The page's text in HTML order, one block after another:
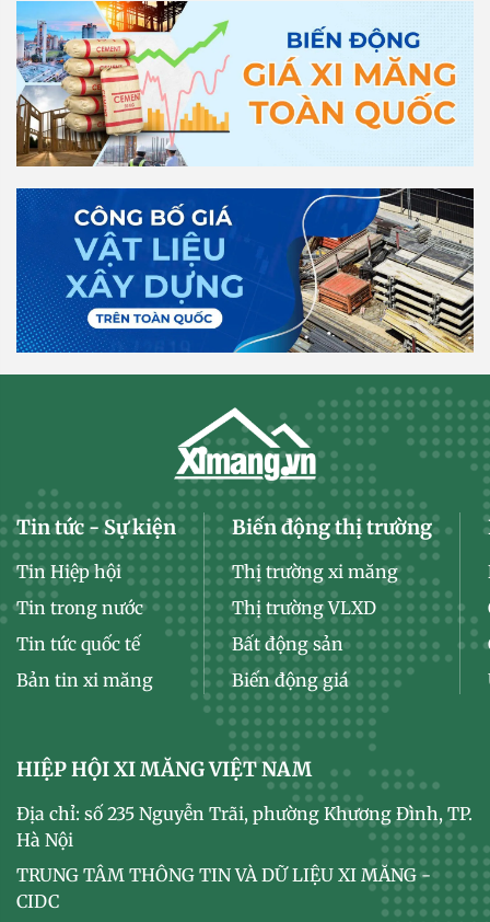
Tin tức - Sự kiện
Tin Hiệp hội
Tin trong nước
Tin tức quốc tế
Bản tin xi măng
Biến động thị trường
Thị trường xi măng
Thị trường VLXD
Bất động sản
Biến động giá
HIỆP HỘI XI MĂNG VIỆT NAM
Địa chỉ: số 235 Nguyễn Trãi, phường Khương Đình, TP.
Hà Nội
TRUNG TÂM THÔNG TIN VÀ DỮ LIỆU XI MĂNG -
CIDC